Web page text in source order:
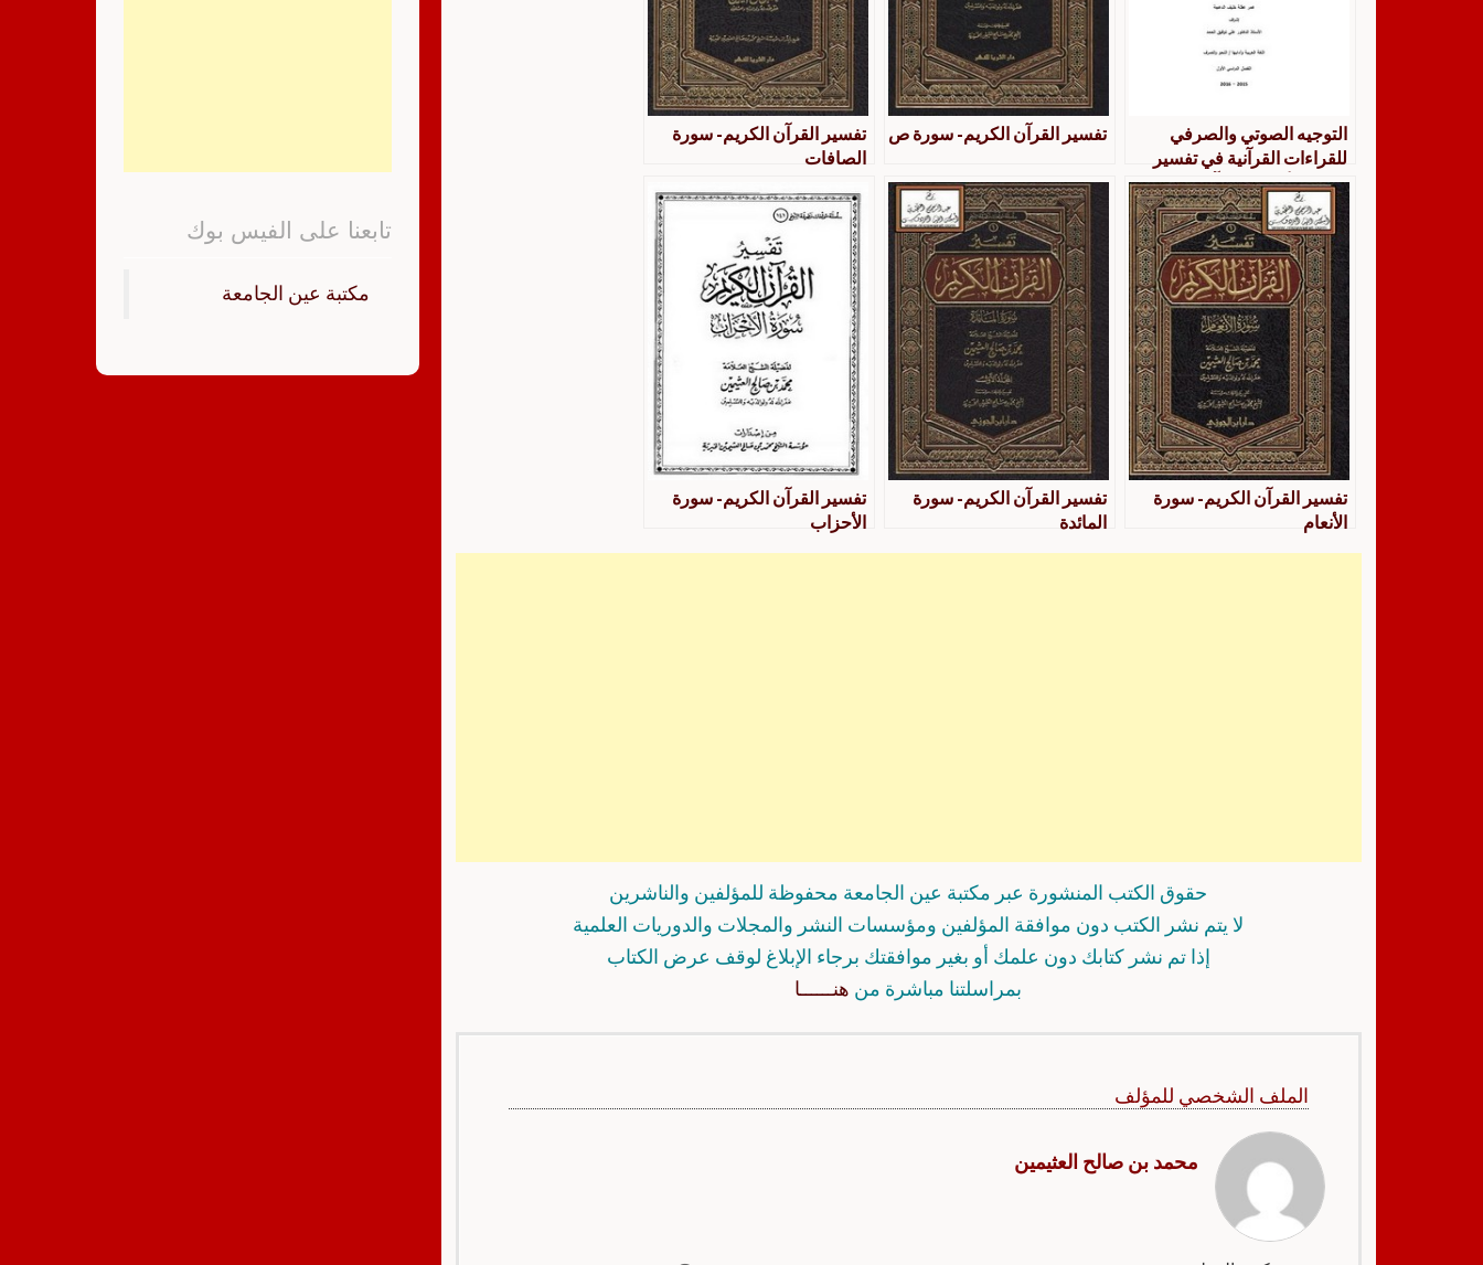
التوجيه الصوتي والصرفي
للقراءات القرآنية في تفسير
الجامع لأحكام القرآن الكريم
للقرطبي من سورة الفاتحة إلى
أواخر سورة المائدة دراسة
تحليلية في ضوء علم الحديث
تفسير القرآن الكريم- سورة ص
تفسير القرآن الكريم- سورة
الصافات
تفسير القرآن الكريم- سورة
الأنعام
تفسير القرآن الكريم- سورة
المائدة
تفسير القرآن الكريم- سورة
الأحزاب
حقوق الكتب المنشورة عبر مكتبة عين الجامعة محفوظة للمؤلفين والناشرين
لا يتم نشر الكتب دون موافقة المؤلفين ومؤسسات النشر والمجلات والدوريات العلمية
إذا تم نشر كتابك دون علمك أو بغير موافقتك برجاء الإبلاغ لوقف عرض الكتاب
بمراسلتنا مباشرة من هنــــــا
الملف الشخصي للمؤلف
محمد بن صالح العثيمين
تابعنا على الفيس بوك
‏مكتبة عين الجامعة‏